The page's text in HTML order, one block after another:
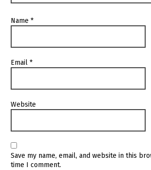
Name*
Email*
Website
Save my name, email, and website in this
time I comment.